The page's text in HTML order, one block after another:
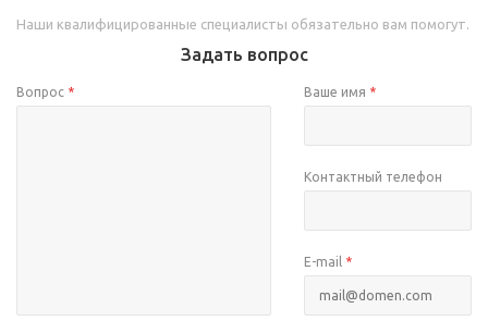
Наши квалифицированные специалисты обязательно вам помогут.
Задать вопрос
Вопрос * Ваше имя *
Контактный телефон
E-mail *